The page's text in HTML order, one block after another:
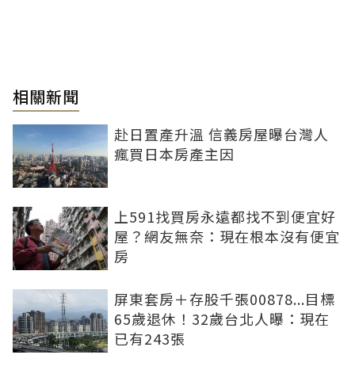
相關新聞
赴日置產升溫 信義房屋曝台灣人
瘋買日本房產主因
上591找買房永遠都找不到便宜好
屋？網友無奈：現在根本沒有便宜
房
屏東套房＋存股千張00878...目標
65歲退休！32歲台北人曝：現在
已有243張